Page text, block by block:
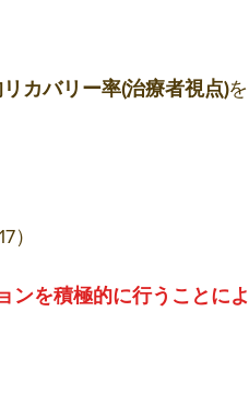
カバリー率(治療者視点)を
）
ンを積極的に行うことによ